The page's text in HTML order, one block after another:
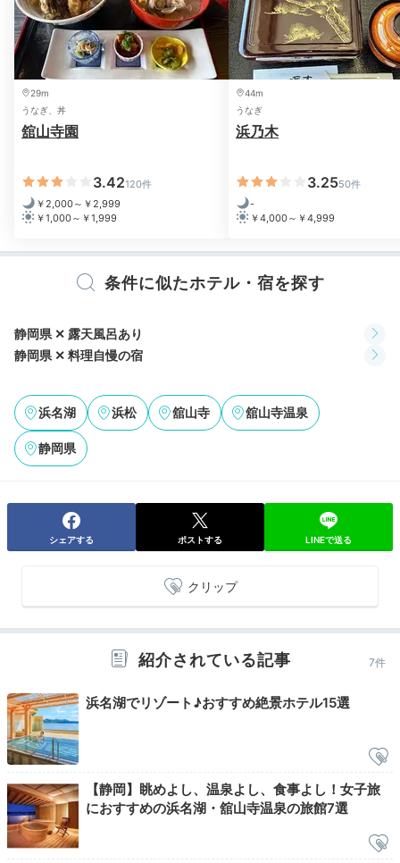
大浴場では舘山寺温泉を楽しめます。内湯は総ヒノキ造
りで広々としていて、開放感抜群！岩風呂と信楽焼きの
露天風呂からは浜名湖が見えますよ。2つの貸切風呂は
温泉ではありませんが、1回45分、無料で利用できるの
も嬉しい。
08:00
細かい配慮が嬉しい
ご飯のお供がたっぷり
朝食は食事処で和食をどうぞ。サラダ、刺身、焼魚、玉
子焼き、味噌汁などスタンダードな旅館の朝食ですが、
料理に魚をたっぷり使っておりこだわりを感じます
。海
苔をほんのり温めてあったりと嬉しい心遣いも。
dokudantohenken
朝食はささがれいの干物、まぐろのやまかけお刺身、あ
さり、しらす、蟹のほぐし身の載ったサラダなど。豊富
なごはんのお供の種類に大満足と、朝もお魚いっぱいで
29m
うなぎ、丼
舘山寺園
3.42120件
￥2,000～￥2,999
￥1,000～￥1,999
44m
うなぎ
浜乃木
3.2550件
-
￥4,000～￥4,999
条件に似たホテル・宿を探す
静岡県 ✕ 露天風呂あり
静岡県 ✕ 料理自慢の宿
浜名湖 浜松 舘山寺 舘山寺温泉
静岡県
シェアする ポストする LINEで送る
クリップ
紹介されている記事 7件
浜名湖でリゾート♪おすすめ絶景ホテル15選
【静岡】眺めよし、温泉よし、食事よし！女子旅
におすすめの浜名湖・舘山寺温泉の旅館7選